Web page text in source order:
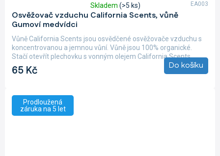
Osvěžovač vzduchu California Scents, vůně
Gumoví medvídci
hodnocení
produktu
je
5,0
z
hvězdiček.
Skladem (>5 ks)
65 Kč Do košíku
Vůně California Scents jsou osvědčené osvěžovače vzduchu s
koncentrovanou a jemnou vůní. Vůně jsou 100% organické.
Stačí otevřít plechovku s vonným olejem California Scents,...
EA003
Prodloužená
záruka na 5 let